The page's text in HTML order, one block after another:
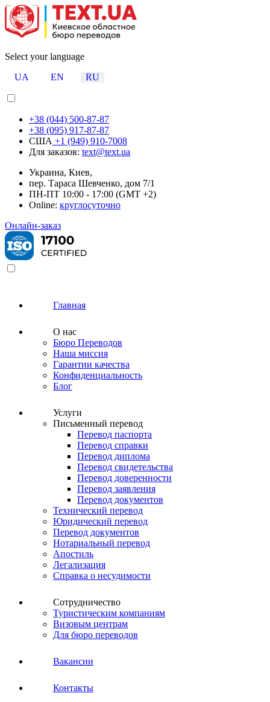
Select your language
UA
EN RU
+38 (044) 500-87-87
+38 (095) 917-87-87
США +1 (949) 910-7008
Для заказов: text@text.ua
Украина, Киев,
пер. Тараса Шевченко, дом 7/1
ПН-ПТ 10:00 - 17:00 (GMT +2)
Online: круглосуточно
Онлайн-заказ
Главная
О нас
Бюро Переводов
Наша миссия
Гарантии качества
Конфиденциальность
Блог
Услуги
Письменный перевод
Перевод паспорта
Перевод справки
Перевод диплома
Перевод свидетельства
Перевод доверенности
Перевод заявления
Перевод документов
Технический перевод
Юридический перевод
Перевод документов
Нотариальный перевод
Апостиль
Легализация
Справка о несудимости
Сотрудничество
Туристическим компаниям
Визовым центрам
Для бюро переводов
Вакансии
Контакты